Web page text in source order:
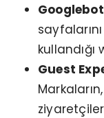
kullandığı
Guest